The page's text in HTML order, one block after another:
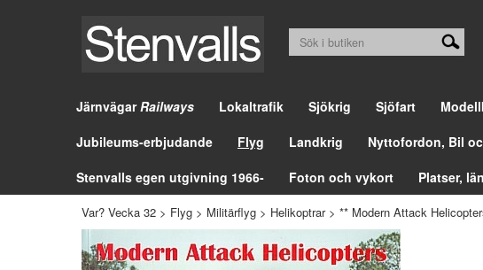
JärnvägarRailways Lokaltrafik Sjökrig Sjöfart
Jubileums-erbjudande
Flyg Landkrig Nyttofordon, Bil
Stenvalls egen utgivning 1966-
Foton och vykort Platser,
Var? Vecka 32 > Flyg > Militärflyg > Helikoptrar> ** Modern Attack